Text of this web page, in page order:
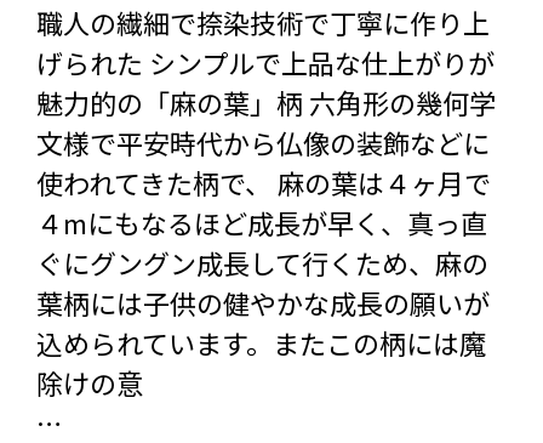
職人の繊細で捺染技術で丁寧に作り上
げられた シンプルで上品な仕上がりが
魅力的の「麻の葉」柄 六角形の幾何学
文様で平安時代から仏像の装飾などに
使われてきた柄で、 麻の葉は４ヶ月で
４mにもなるほど成長が早く、真っ直
ぐにグングン成長して行くため、麻の
葉柄には子供の健やかな成長の願いが
込められています。またこの柄には魔
除けの意
…